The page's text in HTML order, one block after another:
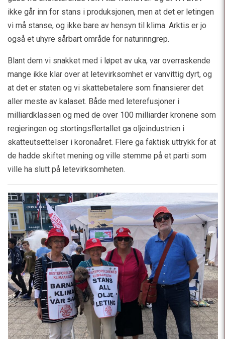
ikke går inn for stans i produksjonen, men at det er letingen
vi må stanse, og ikke bare av hensyn til klima. Arktis er jo
også et uhyre sårbart område for naturinngrep.
Blant dem vi snakket med i løpet av uka, var overraskende
mange ikke klar over at letevirksomhet er vanvittig dyrt, og
at det er staten og vi skattebetalere som finansierer det
aller meste av kalaset. Både med leterefusjoner i
milliardklassen og med de over 100 milliarder kronene som
regjeringen og stortingsflertallet ga oljeindustrien i
skatteutsettelser i koronaåret. Flere ga faktisk uttrykk for at
de hadde skiftet mening og ville stemme på et parti som
ville ha slutt på letevirksomheten.